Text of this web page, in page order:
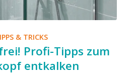
& TRICKS
Profi-Tipps zum
entkalken